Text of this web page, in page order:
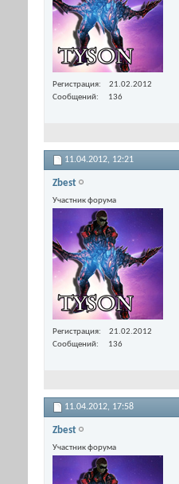
Регистрация
21.02.2012
Сообщений
136
11.04.2012, 12:21
Zbest
Участник форума
Регистрация
21.02.2012
Сообщений
136
11.04.2012, 17:58
Zbest
Участник форума